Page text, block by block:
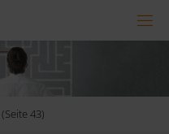
(Seite 43)